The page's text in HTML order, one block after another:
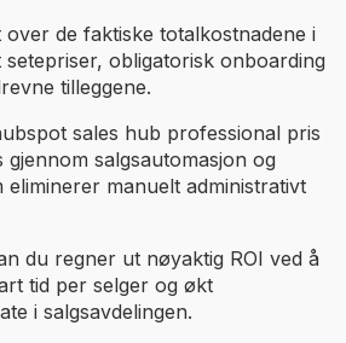
de faktiske totalkostnadene i
obligatorisk onboarding
tilleggene.
sales hub professional pris
gjennom salgsautomasjon og
eliminerer manuelt administrativt
du regner ut nøyaktig ROI ved å
tid per selger og økt
i salgsavdelingen.